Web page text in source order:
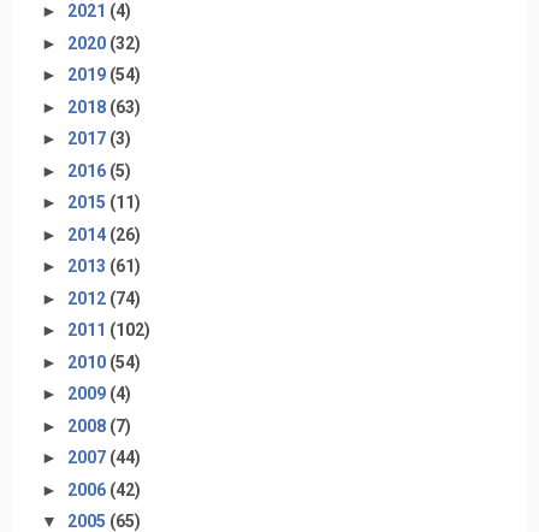
► 2021 (4)
► 2020 (32)
► 2019 (54)
► 2018 (63)
► 2017 (3)
► 2016 (5)
► 2015 (11)
► 2014 (26)
► 2013 (61)
► 2012 (74)
► 2011 (102)
► 2010 (54)
► 2009 (4)
► 2008 (7)
► 2007 (44)
► 2006 (42)
▼ 2005 (65)